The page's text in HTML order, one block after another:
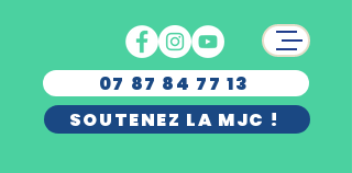
07 87 84 77 13
SOUTENEZ LA MJC !